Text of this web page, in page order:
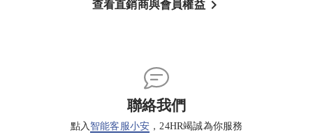
查看直銷商與會員權益
聯絡我們
點入 智能客服小安 ，24HR竭誠為你服務